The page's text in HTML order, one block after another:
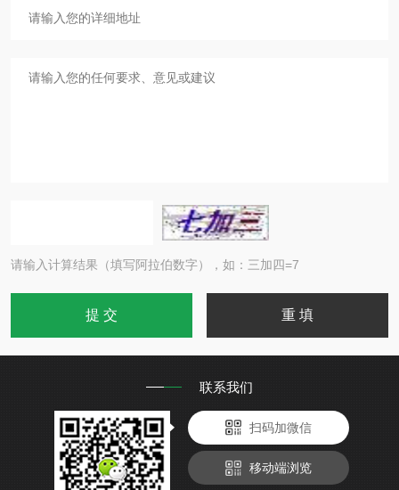
请输入计算结果（填写阿拉伯数字），如：三加四=7
联系我们
扫码加微信
移动端浏览